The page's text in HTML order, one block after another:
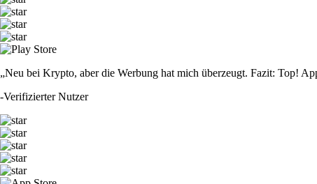
„Neu bei Krypto, aber die Werbung hat mich überzeugt. Fazit: Top!
-Verifizierter Nutzer